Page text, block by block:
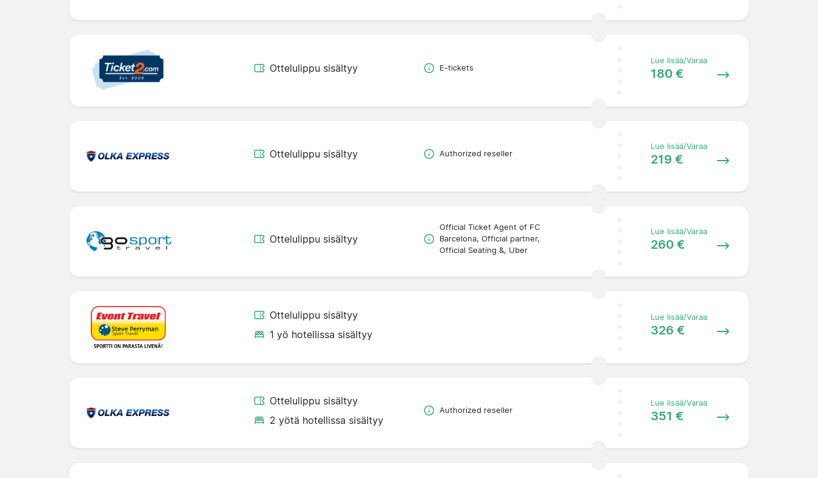
Ottelulippu sisältyy E-tickets
Lue lisää/Varaa
180 €
Ottelulippu sisältyy Authorized reseller
Lue lisää/Varaa
219 €
Ottelulippu sisältyy
Official Ticket Agent of FC
Barcelona, Official partner,
Official Seating &, Uber
Lue lisää/Varaa
260 €
Ottelulippu sisältyy
1 yö hotellissa sisältyy
Lue lisää/Varaa
326 €
Ottelulippu sisältyy
2 yötä hotellissa sisältyy
Authorized reseller
Lue lisää/Varaa
351 €